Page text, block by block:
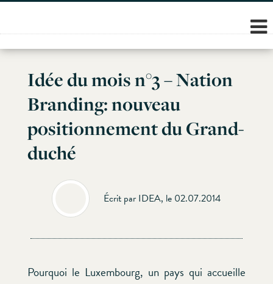
Skip
content
Idée du mois n°3 – Nation
Branding: nouveau
positionnement du Grand-
duché
Écrit par IDEA, le 02.07.2014
Pourquoi le Luxembourg, un pays qui accueille